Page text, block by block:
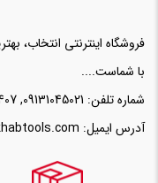
فروشگاه اینترنتی انتخاب،
با شماست....
شماره تلفن: 09131045021
,
آدرس ایمیل: